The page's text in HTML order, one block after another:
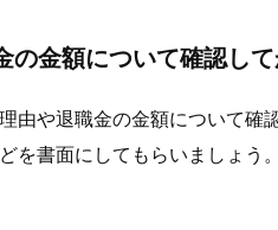
金額について確認し
由や退職金の金額について確
を書面にしてもらいましょう